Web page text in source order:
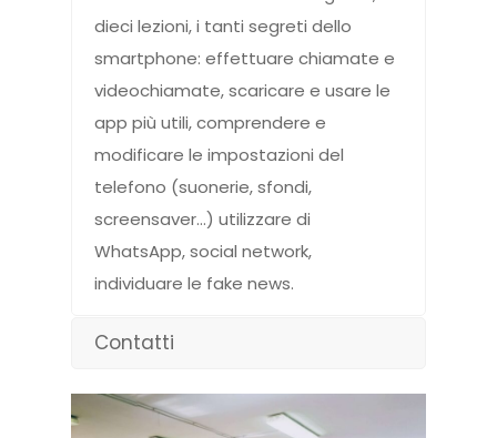
dieci lezioni, i tanti segreti dello
smartphone: effettuare chiamate e
videochiamate, scaricare e usare le
app più utili, comprendere e
modificare le impostazioni del
telefono (suonerie, sfondi,
screensaver…) utilizzare di
WhatsApp, social network,
individuare le fake news.
Contatti